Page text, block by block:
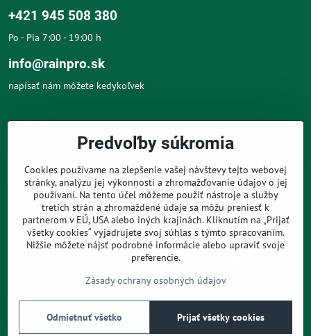
+421 945 508 380
Po - Pia 7:00 - 19:00 h
info@rainpro.sk
napísať nám môžete kedykoľvek
O NÁKUPE
PRE ZÁKAZNÍKOV
©2026Copyright
Predvoľby súkromia
Zásady ochrany osobných údajov
Podmienky používania
Predvoľby súkromia
Cookies používame na zlepšenie vašej návštevy tejto webovej
stránky, analýzu jej výkonnosti a zhromažďovanie údajov o jej
používaní. Na tento účel môžeme použiť nástroje a služby
tretích strán a zhromaždené údaje sa môžu preniesť k
partnerom v EÚ, USA alebo iných krajinách. Kliknutím na „Prijať
všetky cookies“ vyjadrujete svoj súhlas s týmto spracovaním.
Nižšie môžete nájsť podrobné informácie alebo upraviť svoje
preferencie.
Zásady ochrany osobných údajov
Prijať všetky cookies
Odmietnuť všetko